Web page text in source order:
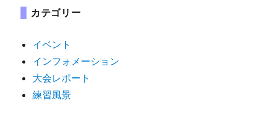
カテゴリー
イベント
インフォメーション
大会レポート
練習風景